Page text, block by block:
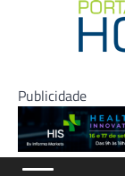
Publicidade